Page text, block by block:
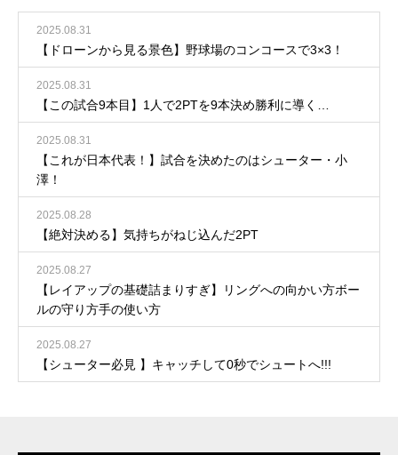
2025.08.31
【ドローンから見る景色】野球場のコンコースで3×3！
2025.08.31
【この試合9本目】1人で2PTを9本決め勝利に導く…
2025.08.31
【これが日本代表！】試合を決めたのはシューター・小
澤！
2025.08.28
【絶対決める】気持ちがねじ込んだ2PT
2025.08.27
【レイアップの基礎詰まりすぎ】リングへの向かい方ボー
ルの守り方手の使い方
2025.08.27
【シューター必見 】キャッチして0秒でシュートへ!!!